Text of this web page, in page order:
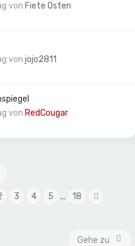
von Fiete Osten
von jojo2811
von RedCougar
von18
3 4 5 … 18
Gehe zu